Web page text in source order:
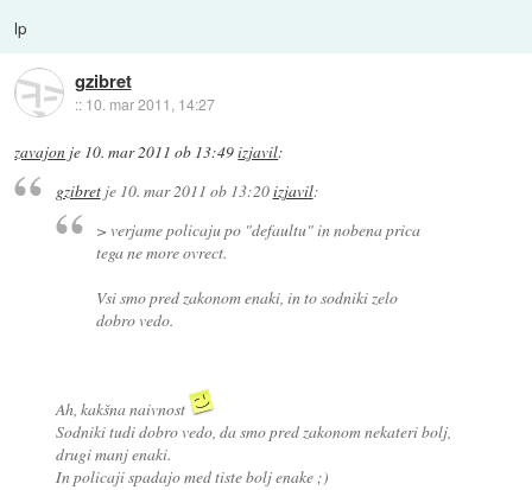
lp
gzibret
:: 10. mar 2011, 14:27
zavajon je 10. mar 2011 ob 13:49izjavil:
gzibretje 10. mar 2011 ob 13:20izjavil:
> verjame policaju po "defaultu" in nobena prica
tega ne more ovrect.
Vsi smo pred zakonom enaki, in to sodniki zelo
dobro vedo.
Ah, kakšna naivnost
Sodniki tudi dobro vedo, da smo pred zakonom nekateri bolj,
drugi manj enaki.
In policaji spadajo med tiste bolj enake ;)